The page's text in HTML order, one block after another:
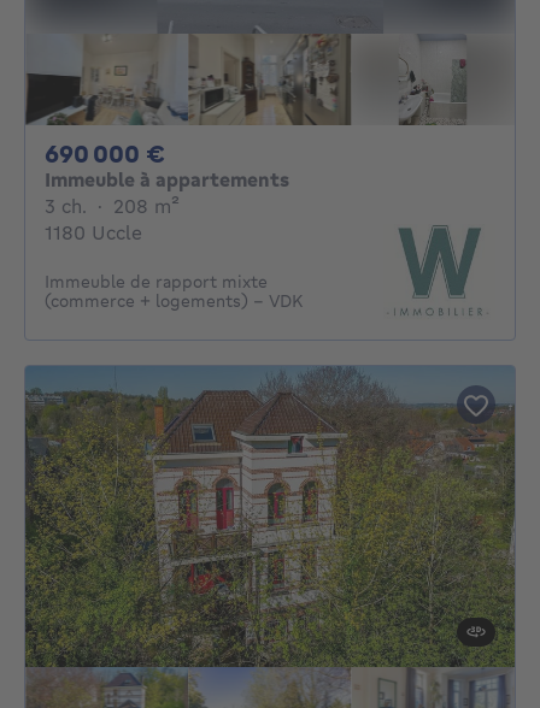
690 000 €
Immeuble à appartements
3 ch. 3 chambres
· 208 m²
1180 Uccle
Immeuble de rapport mixte
(commerce + logements) - VDK